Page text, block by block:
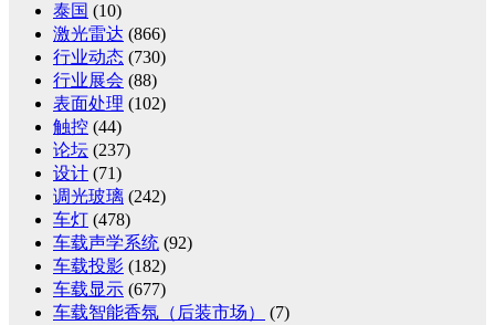
泰国 (10)
激光雷达 (866)
行业动态 (730)
行业展会 (88)
表面处理 (102)
触控 (44)
论坛 (237)
设计 (71)
调光玻璃 (242)
车灯 (478)
车载声学系统 (92)
车载投影 (182)
车载显示 (677)
车载智能香氛（后装市场）
(7)